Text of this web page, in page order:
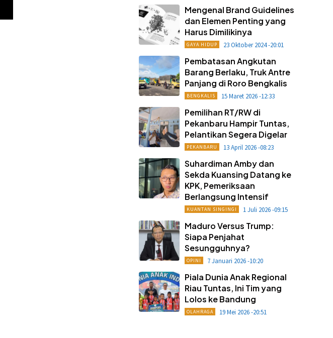
Mengenal Brand Guidelines
dan Elemen Penting yang
Harus Dimilikinya
GAYA HIDUP 23 Oktober 2024 -20:01
Pembatasan Angkutan
Barang Berlaku, Truk Antre
Panjang di Roro Bengkalis
BENGKALIS 15 Maret 2026 -12:33
Pemilihan RT/RW di
Pekanbaru Hampir Tuntas,
Pelantikan Segera Digelar
PEKANBARU 13 April 2026 -08:23
Suhardiman Amby dan
Sekda Kuansing Datang ke
KPK, Pemeriksaan
Berlangsung Intensif
KUANTAN SINGINGI 1 Juli 2026 -09:15
Maduro Versus Trump:
Siapa Penjahat
Sesungguhnya?
OPINI 7 Januari 2026 -10:20
Piala Dunia Anak Regional
Riau Tuntas, Ini Tim yang
Lolos ke Bandung
OLAHRAGA 19 Mei 2026 -20:51